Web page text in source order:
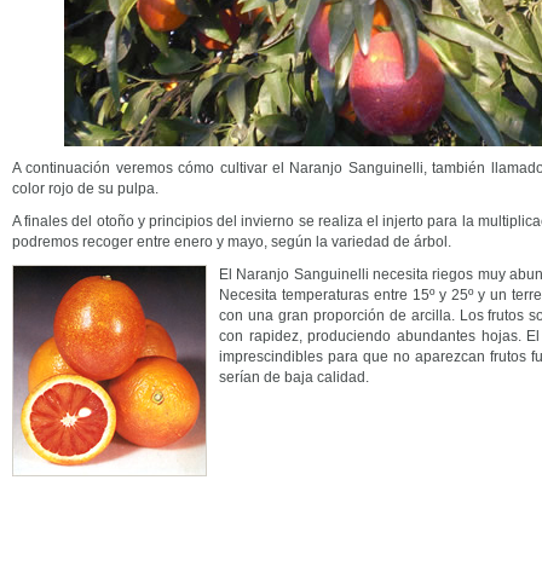
A continuación veremos cómo cultivar el Naranjo Sanguinelli, también
color rojo de su pulpa.
A finales del otoño y principios del invierno se realiza el injerto para la
podremos recoger entre enero y mayo, según la variedad de árbol.
El Naranjo Sanguinelli necesita riegos muy
Necesita temperaturas entre 15º y 25º y un
con una gran proporción de arcilla. Los frutos
con rapidez, produciendo abundantes hojas.
imprescindibles para que no aparezcan frutos
serían de baja calidad.